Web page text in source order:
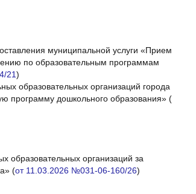
муниципальной услуги «Прием
по образовательным программам
21)
образовательных организаций города
программу дошкольного образования» (
образовательных организаций за
(от 11.03.2026 №031-06-160/26)